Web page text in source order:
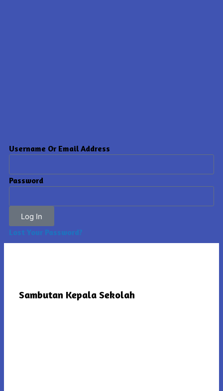
Username Or Email Address
Password
Log In
Lost Your Password?
Sambutan Kepala Sekolah